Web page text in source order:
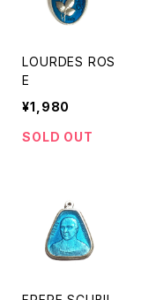
LOURDES ROS
E
¥1,980
SOLD OUT